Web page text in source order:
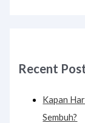
Recent
Kapan
Sembuh?